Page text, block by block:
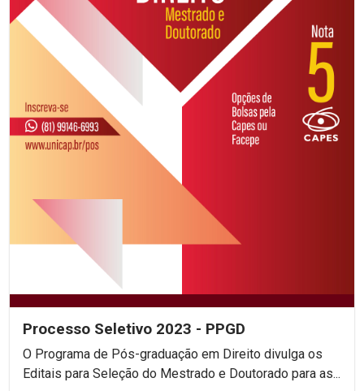
Processo Seletivo 2023 - PPGD
O Programa de Pós-graduação em Direito divulga os
Editais para Seleção do Mestrado e Doutorado para as...